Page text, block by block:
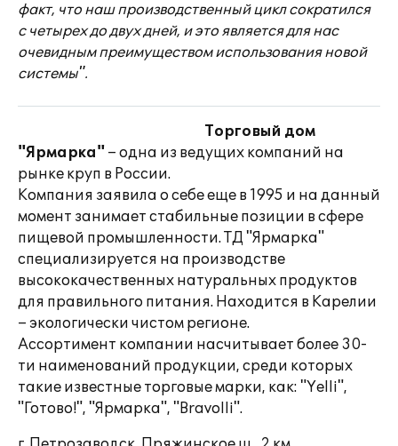
факт, что наш производственный цикл сократился
с четырех до двух дней, и это является для нас
очевидным преимуществом использования новой
системы".
Торговый дом
"Ярмарка" – одна из ведущих компаний на
рынке круп в России.
Компания заявила о себе еще в 1995 и на данный
момент занимает стабильные позиции в сфере
пищевой промышленности. ТД "Ярмарка"
специализируется на производстве
высококачественных натуральных продуктов
для правильного питания. Находится в Карелии
– экологически чистом регионе.
Ассортимент компании насчитывает более 30-
ти наименований продукции, среди которых
такие известные торговые марки, как: "Yelli",
"Готово!", "Ярмарка", "Bravolli".